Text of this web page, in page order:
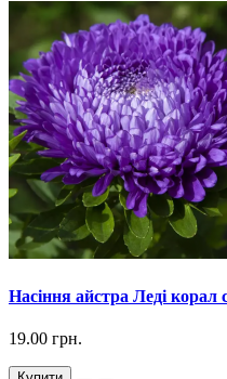
Насіння айстра Леді корал
19.00 грн.